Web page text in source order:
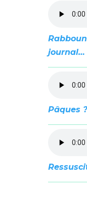
journal…
Pâques